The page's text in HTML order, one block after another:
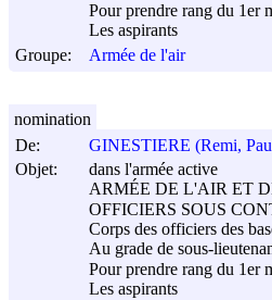
Pour prendre rang du 1er
Les aspirants
Groupe:
Armée de l'air
De:
GINESTIERE (Remi,
Objet:
dans l'armée active
ARMÉE DE L'AIR ET
OFFICIERS SOUS
Corps des officiers des
Au grade de sous-
Pour prendre rang du 1er
Les aspirants
nomination